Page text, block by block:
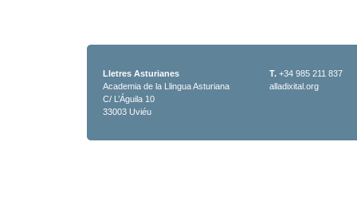
Lletres Asturianes
Academia de la Llingua Asturiana
C/ L’Águila 10
33003 Uviéu
T. +34 985 211 837
alladixital.org